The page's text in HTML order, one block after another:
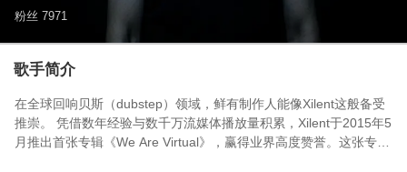
粉丝 7971
歌手简介
在全球回响贝斯（dubstep）领域，鲜有制作人能像Xilent这般备受
推崇。 凭借数年经验与数千万流媒体播放量积累，Xilent于2015年5
月推出首张专辑《We Are Virtual》，赢得业界高度赞誉。这张专辑